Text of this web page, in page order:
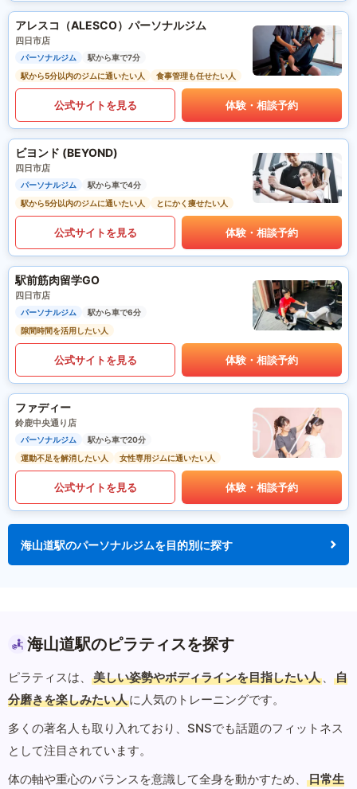
アレスコ（ALESCO）パーソナルジム
四日市店
パーソナルジム
駅から車で7分
駅から5分以内のジムに通いたい人
食事管理も任せたい人
公式サイトを見る 体験・相談予約
ビヨンド (BEYOND)
四日市店
パーソナルジム
駅から車で4分
駅から5分以内のジムに通いたい人
とにかく痩せたい人
公式サイトを見る 体験・相談予約
駅前筋肉留学GO
四日市店
パーソナルジム
駅から車で6分
隙間時間を活用したい人
公式サイトを見る 体験・相談予約
ファディー
鈴鹿中央通り店
パーソナルジム
駅から車で20分
運動不足を解消したい人
女性専用ジムに通いたい人
公式サイトを見る 体験・相談予約
海山道駅のパーソナルジムを目的別に探す
海山道駅のピラティスを探す
ピラティスは、 美しい姿勢やボディラインを目指したい人 、
自
分磨きを楽しみたい人に人気のトレーニングです。
多くの著名人も取り入れており、SNSでも話題のフィットネス
として注目されています。
体の軸や重心のバランスを意識して全身を動かすため、
日常生